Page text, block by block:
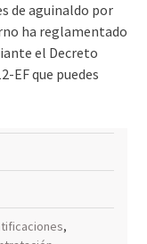
de aguinaldo por
ha reglamentado
el Decreto
EF que puedes
,